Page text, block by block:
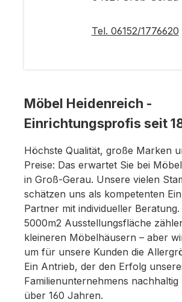
Tel. 06152/1776620
Möbel Heidenreich -
Einrichtungsprofis seit
Höchste Qualität, große Marken
Preise: Das erwartet Sie bei
in Groß-Gerau. Unsere vielen
schätzen uns als kompetenten
Partner mit individueller
5000m2 Ausstellungsfläche
kleineren Möbelhäusern – aber
um für unsere Kunden die
Ein Antrieb, der den Erfolg
Familienunternehmens nachhaltig
über 160 Jahren.